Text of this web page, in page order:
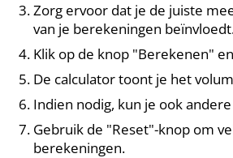
Zorg ervoor dat je de juiste
van je berekeningen
Klik op de knop "Berekenen"
De calculator toont je het
Indien nodig, kun je ook
Gebruik de "Reset"-knop om
berekeningen.